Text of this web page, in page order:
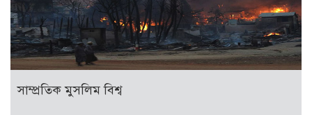
সাম্প্রতিক মুসলিম বিশ্ব